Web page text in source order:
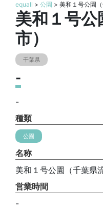
equall > 公園 > 美和１号公園（
美和１号公
市）
千葉県
-
-
種類
公園
名称
美和１号公園（千葉県
営業時間
-